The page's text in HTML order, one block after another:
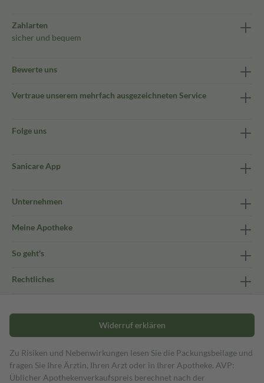
Zahlarten
sicher und bequem
Bewerte uns
Vertraue unserem mehrfach ausgezeichneten Service
Folge uns
Sanicare App
Unternehmen
Meine Apotheke
So geht's
Rechtliches
Widerruf erklären
Zu Risiken und Nebenwirkungen lesen Sie die Packungsbeilage und
fragen Sie Ihre Ärztin, Ihren Arzt oder in Ihrer Apotheke. AVP:
Üblicher Apothekenverkaufspreis berechnet nach der